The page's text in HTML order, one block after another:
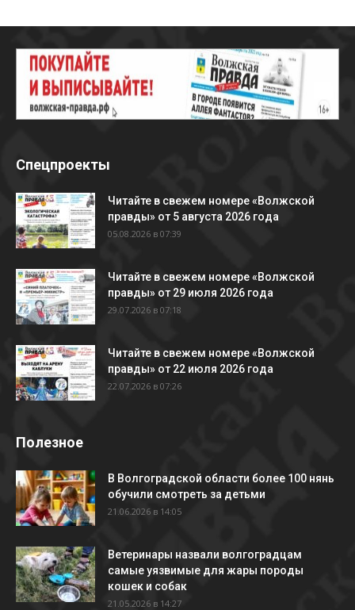
Спецпроекты
Читайте в свежем номере «Волжской
правды» от 5 августа 2026 года
05.08.2026 в 07:39
Читайте в свежем номере «Волжской
правды» от 29 июля 2026 года
29.07.2026 в 07:18
Читайте в свежем номере «Волжской
правды» от 22 июля 2026 года
22.07.2026 в 07:26
Полезное
В Волгоградской области более 100 нянь
обучили смотреть за детьми
21.06.2026 в 14:05
Ветеринары назвали волгоградцам
самые уязвимые для жары породы
кошек и собак
21.05.2026 в 14:27